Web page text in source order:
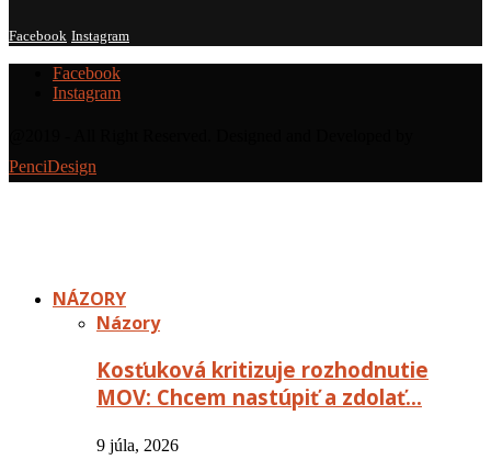
Facebook Instagram
Facebook
Instagram
PenciDesign
NÁZORY
Názory
Kosťuková kritizuje rozhodnutie
MOV: Chcem nastúpiť a zdolať…
9 júla, 2026